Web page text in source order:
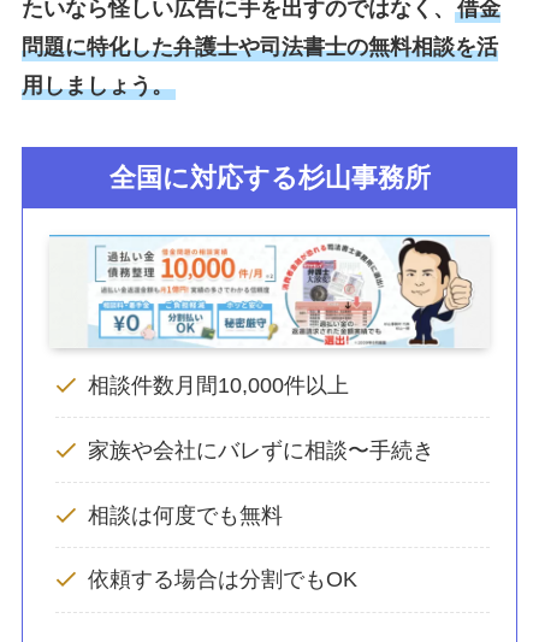
たいなら怪しい広告に手を出すのではなく、 借金
問題に特化した弁護士や司法書士の無料相談を活
用しましょう。
全国に対応する杉山事務所
相談件数月間10,000件以上
家族や会社にバレずに相談〜手続き
相談は何度でも無料
依頼する場合は分割でもOK